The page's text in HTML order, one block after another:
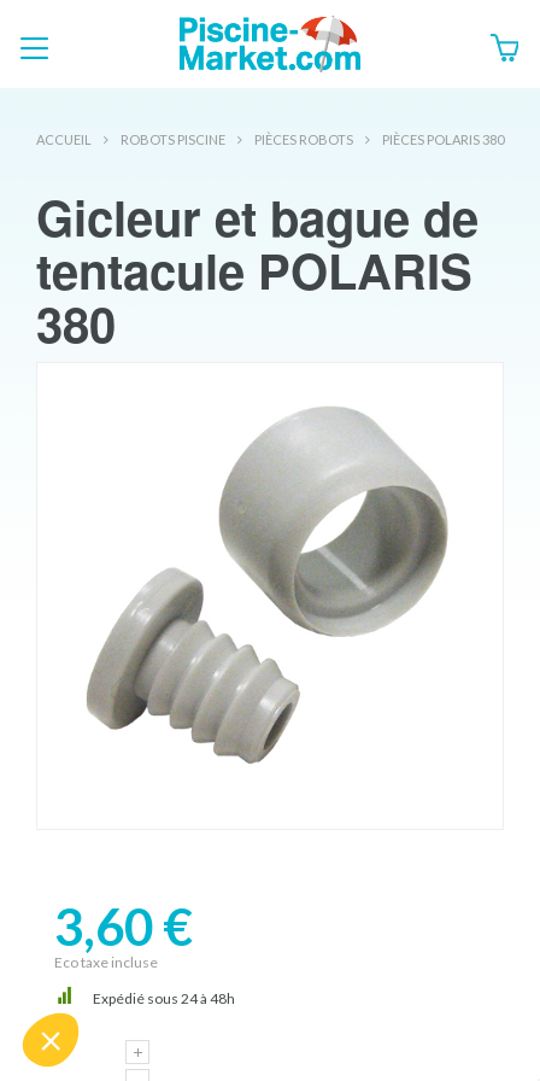
ACCUEIL ROBOTS PISCINE PIÈCES ROBOTS PIÈCES POLARIS 380
Gicleur et bague de
tentacule POLARIS
380
3,60 €
Eco taxe incluse
Expédié sous 24 à 48h